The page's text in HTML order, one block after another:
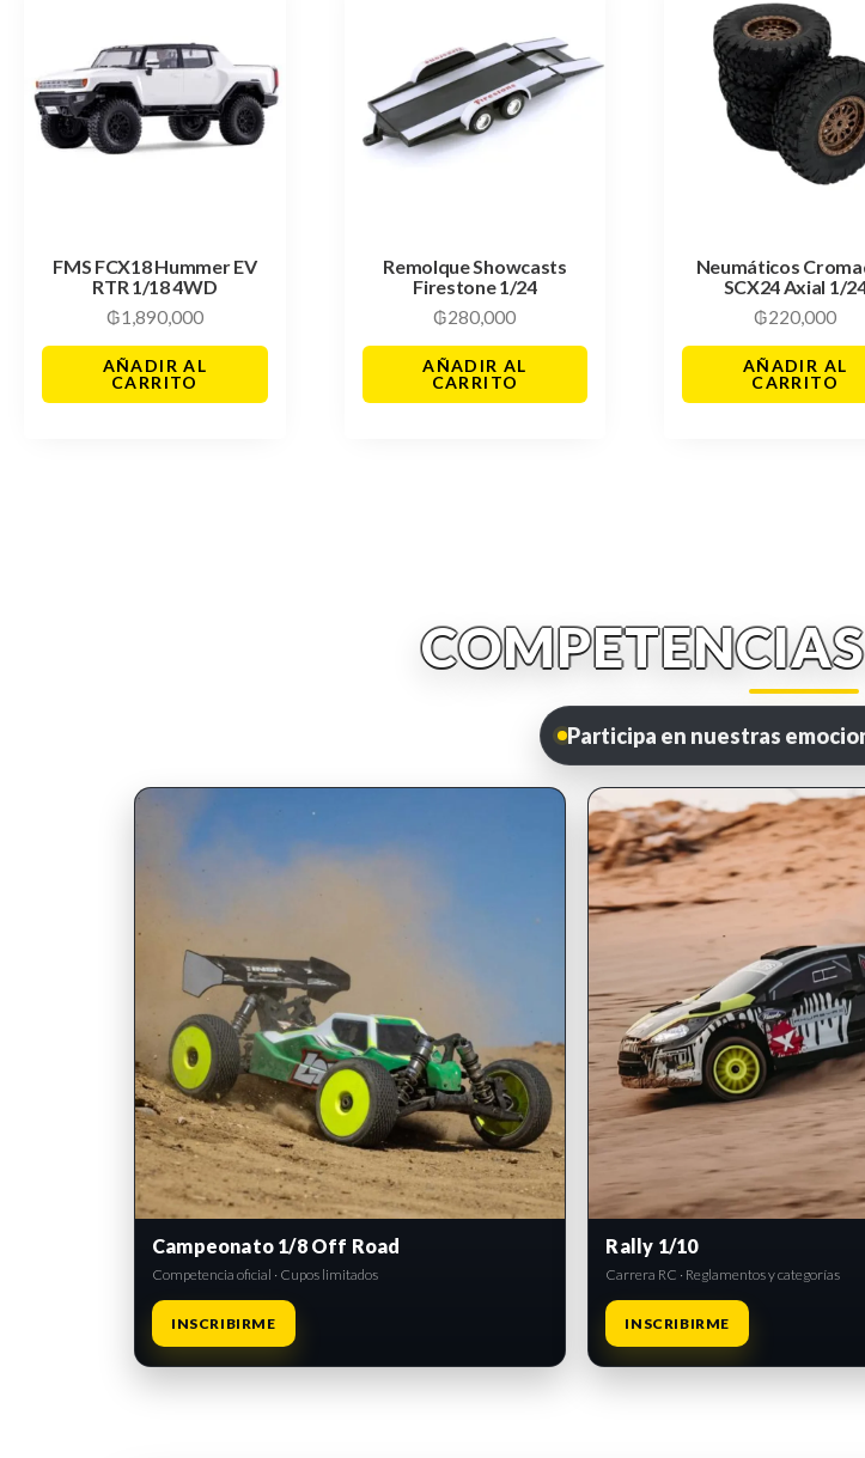
FMS FCX18 Hummer EV
RTR 1/18 4WD
₲1,890,000
AÑADIR AL
CARRITO
Remolque Showcasts
Firestone 1/24
₲280,000
AÑADIR AL
CARRITO
Neumáticos
SCX24 Axial 1/
₲220,000
AÑADIR AL
CARRITO
Participa en nuestras
INSCRIPCIONES ABIERTAS
Campeonato 1/8 Off Road
Competencia oficial · Cupos limitados
INSCRIBIRME
INSCRIPCIONES ABIERTAS
Rally 1/10
Carrera RC · Reglamentos y categorías
INSCRIBIRME